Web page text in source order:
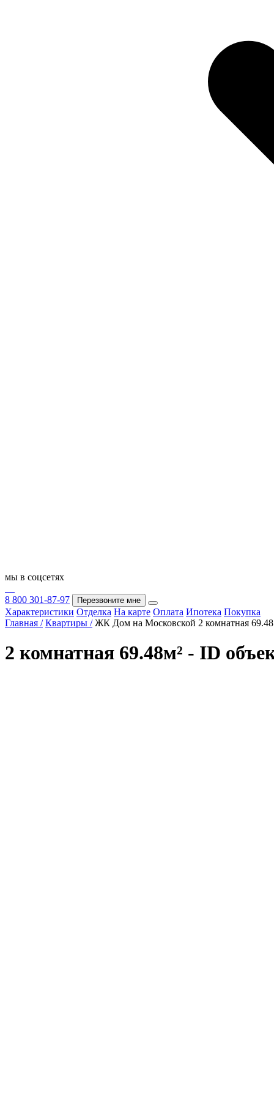
мы в соцсетях
8 800 301-87-97 Перезвоните мне
Характеристики Отделка На карте Оплата Ипотека Покупка
Главная / Квартиры / ЖК Дом на Московской 2 комнатная 69.48
2 комнатная 69.48м² - ID